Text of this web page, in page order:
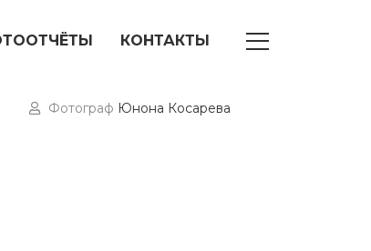
КОНТАКТЫ
Фотограф Юнона Косарева